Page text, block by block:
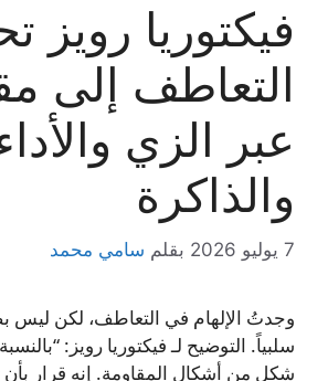
فيكتوريا رويز
التعاطف إلى
عبر الزي
والذاكرة
7 يوليو 2026 بقلم سامي محمد
وجدتُ الإلهام في التعاطف، لكن ليس
سلبياً. التوضيح لـ فيكتوريا رويز:
شكل من أشكال المقاومة. إنه قرار